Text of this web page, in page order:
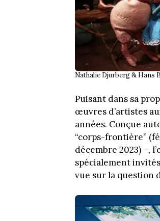
Nathalie Djurberg & Hans
Puisant dans sa
œuvres d’artistes
années. Conçue
“corps-frontière”
décembre 2023) –,
spécialement
vue sur la question